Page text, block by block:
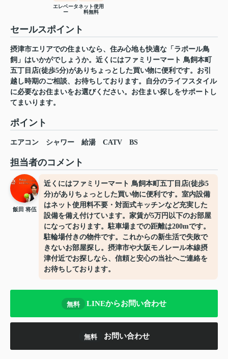
エレベータ
ー
ネット使用
料無料
セールスポイント
摂津市エリアでの住まいなら、住み心地も快適な「ラポール鳥
飼」はいかがでしょうか。近くにはファミリーマート 鳥飼本町
五丁目店(徒歩5分)がありちょっとした買い物に便利です。お引
越し時期のご相談、お待ちしております。自分のライフスタイル
に必要なお住まいをお選びください。お住まい探しをサポートし
てまいります。
ポイント
エアコン シャワー 給湯 CATV BS
担当者のコメント
飯田 将伍
近くにはファミリーマート 鳥飼本町五丁目店(徒歩5
分)がありちょっとした買い物に便利です。室内設備
はネット使用料不要・対面式キッチンなど充実した
設備を備え付けています。家賃が5万円以下のお部屋
になっております。駐車場までの距離は200mです。
駐輪場付きの物件です。これからの新生活で失敗で
きないお部屋探し。摂津市や大阪モノレール本線摂
津付近でお探しなら、信頼と安心の当社へご連絡を
お待ちしております。
無料 LINEからお問い合わせ
無料 お問い合わせ